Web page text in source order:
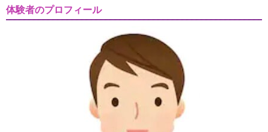
体験者のプロフィール